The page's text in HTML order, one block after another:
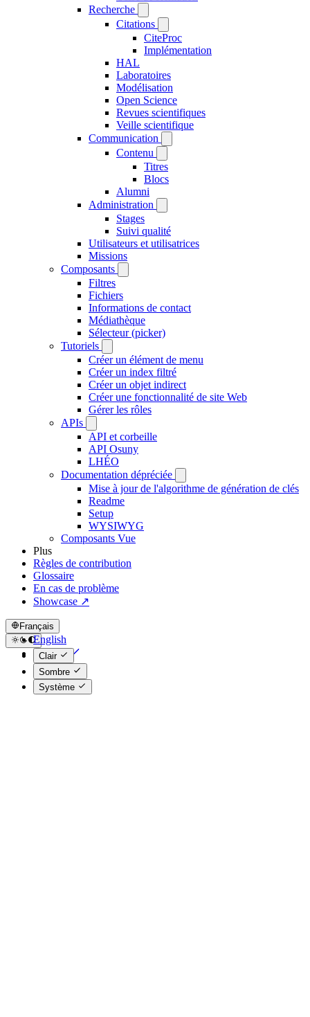
Recherche
Citations
CiteProc
Implémentation
HAL
Laboratoires
Modélisation
Open Science
Revues scientifiques
Veille scientifique
Communication
Contenu
Titres
Blocs
Alumni
Administration
Stages
Suivi qualité
Utilisateurs et utilisatrices
Missions
Composants
Filtres
Fichiers
Informations de contact
Médiathèque
Sélecteur (picker)
Tutoriels
Créer un élément de menu
Créer un index filtré
Créer un objet indirect
Créer une fonctionnalité de site Web
Gérer les rôles
APIs
API et corbeille
API Osuny
LHÉO
Documentation dépréciée
Mise à jour de l'algorithme de génération de clés
Readme
Setup
WYSIWYG
Composants Vue
Plus
Règles de contribution
Glossaire
En cas de problème
Showcase ↗
Français
English
Français
Clair
Sombre
Système